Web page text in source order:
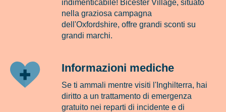
indimenticabile! Bicester Village, situato
nella graziosa campagna
dell'Oxfordshire, offre grandi sconti su
grandi marchi.
Informazioni mediche
Se ti ammali mentre visiti l'Inghilterra, hai
diritto a un trattamento di emergenza
gratuito nei reparti di incidente e di